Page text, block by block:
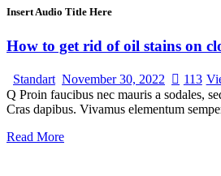
Insert Audio Title Here
How to get rid of oil stains on
Standart November 30, 2022 113
Q Proin faucibus nec mauris a sodales,
Cras dapibus. Vivamus elementum
Read More